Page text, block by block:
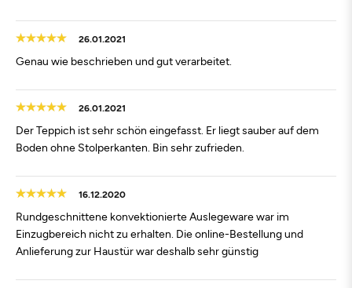
26.01.2021
Genau wie beschrieben und gut verarbeitet.
26.01.2021
Der Teppich ist sehr schön eingefasst. Er liegt sauber auf dem
Boden ohne Stolperkanten. Bin sehr zufrieden.
16.12.2020
Rundgeschnittene konvektionierte Auslegeware war im
Einzugbereich nicht zu erhalten. Die online-Bestellung und
Anlieferung zur Haustür war deshalb sehr günstig